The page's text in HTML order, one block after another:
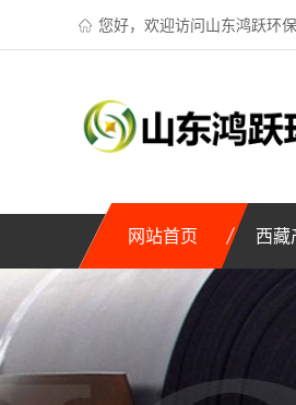
您好，欢迎访问山东鸿跃环
网站首页 西藏